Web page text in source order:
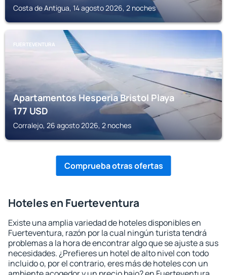
Costa de Antigua, 14 agosto 2026, 2 noches
FUERTEVENTURA
Apartamentos Hesperia Bristol Playa
177USD
Corralejo, 26 agosto 2026, 2 noches
Comprueba otras ofertas
Hoteles en Fuerteventura
Existe una amplia variedad de hoteles disponibles en
Fuerteventura, razón por la cual ningún turista tendrá
problemas a la hora de encontrar algo que se ajuste a sus
necesidades. ¿Prefieres un hotel de alto nivel con todo
incluido o, por el contrario, eres más de hoteles con un